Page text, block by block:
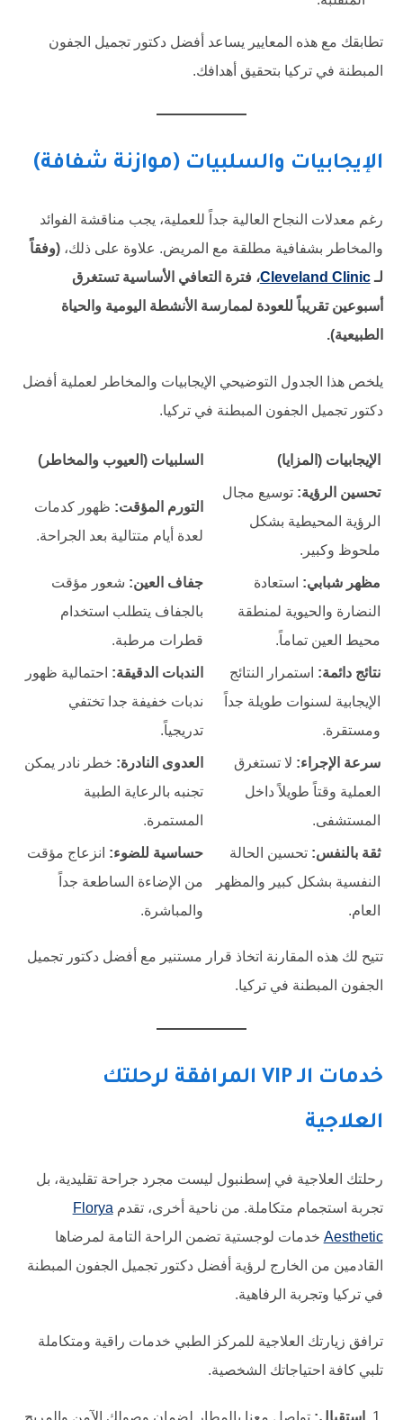
تطابقك مع هذه المعايير يساعد أفضل دكتور تجميل الجفون
المبطنة في تركيا بتحقيق أهدافك.
الإيجابيات والسلبيات (موازنة شفافة)
رغم معدلات النجاح العالية جداً للعملية، يجب مناقشة الفوائد
والمخاطر بشفافية مطلقة مع المريض. علاوة على ذلك،(وفقاً
لـCleveland Clinic، فترة التعافي الأساسية تستغرق
أسبوعين تقريباً للعودة لممارسة الأنشطة اليومية والحياة
الطبيعية).
يلخص هذا الجدول التوضيحي الإيجابيات والمخاطر لعملية أفضل
دكتور تجميل الجفون المبطنة في تركيا.
الإيجابيات (المزايا) السلبيات (العيوب والمخاطر)
تحسين الرؤية: توسيع مجال
الرؤية المحيطية بشكل
ملحوظ وكبير.
التورم المؤقت: ظهور كدمات
لعدة أيام متتالية بعد الجراحة.
مظهر شبابي: استعادة
النضارة والحيوية لمنطقة
محيط العين تماماً.
جفاف العين: شعور مؤقت
بالجفاف يتطلب استخدام
قطرات مرطبة.
نتائج دائمة: استمرار النتائج
الإيجابية لسنوات طويلة جداً
ومستقرة.
الندبات الدقيقة: احتمالية ظهور
ندبات خفيفة جدا تختفي
تدريجياً.
سرعة الإجراء: لا تستغرق
العملية وقتاً طويلاً داخل
المستشفى.
العدوى النادرة: خطر نادر يمكن
تجنبه بالرعاية الطبية
المستمرة.
ثقة بالنفس: تحسين الحالة
النفسية بشكل كبير والمظهر
العام.
حساسية للضوء: انزعاج مؤقت
من الإضاءة الساطعة جداً
والمباشرة.
تتيح لك هذه المقارنة اتخاذ قرار مستنير مع أفضل دكتور تجميل
الجفون المبطنة في تركيا.
خدمات الـ VIP المرافقة لرحلتك
العلاجية
رحلتك العلاجية في إسطنبول ليست مجرد جراحة تقليدية، بل
تجربة استجمام متكاملة. من ناحية أخرى، تقدم Florya
Aesthetic خدمات لوجستية تضمن الراحة التامة لمرضاها
القادمين من الخارج لرؤية أفضل دكتور تجميل الجفون المبطنة
في تركيا وتجربة الرفاهية.
ترافق زيارتك العلاجية للمركز الطبي خدمات راقية ومتكاملة
تلبي كافة احتياجاتك الشخصية.
استقبال: تواصل معنا بالمطار لضمان وصولك الآمن والمريح.